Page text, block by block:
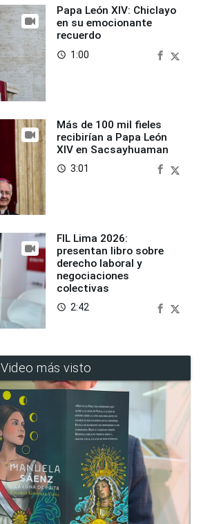
Papa León XIV: Chiclayo
en su emocionante
recuerdo
access_time 1:00
Más de 100 mil fieles
recibirían a Papa León
XIV en Sacsayhuaman
access_time 3:01
FIL Lima 2026:
presentan libro sobre
derecho laboral y
negociaciones
colectivas
access_time 2:42
Video más visto